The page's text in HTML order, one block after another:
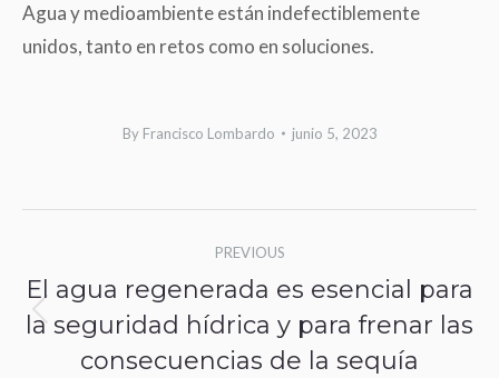
Agua y medioambiente están indefectiblemente
unidos, tanto en retos como en soluciones.
By Francisco Lombardo junio 5, 2023
navigation
PREVIOUS
Previous
post:
El agua regenerada es esencial para
la seguridad hídrica y para frenar las
consecuencias de la sequía